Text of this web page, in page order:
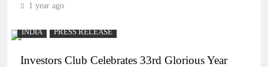
1 year ago
INDIA PRESS RELEASE
Investors Club Celebrates 33rd Glorious Year